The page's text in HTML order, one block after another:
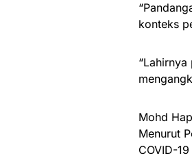
konteks
Mohd
Menurut
COVID-